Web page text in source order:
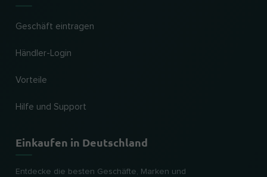
Geschäft eintragen
Händler-Login
Vorteile
Hilfe und Support
Einkaufen in Deutschland
Entdecke die besten Geschäfte, Marken und